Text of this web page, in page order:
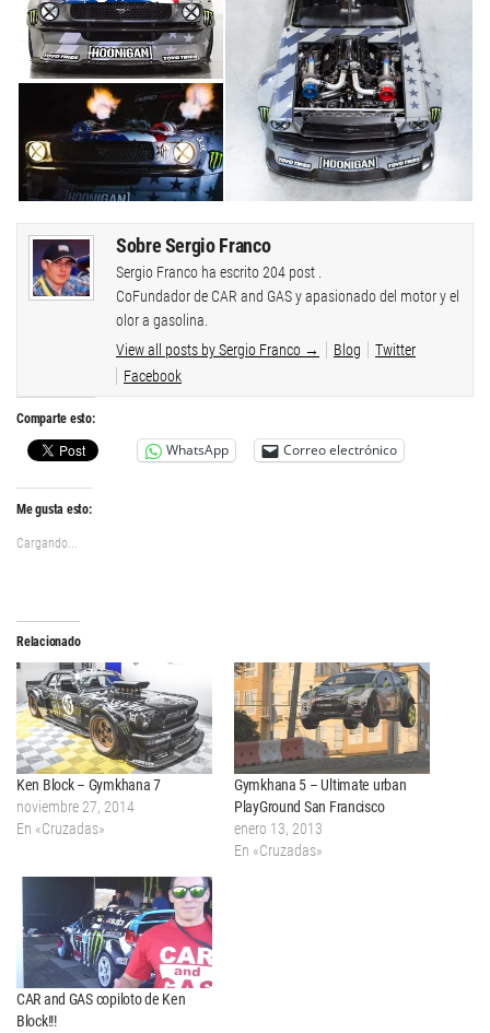
Sobre Sergio Franco
Sergio Franco ha escrito 204 post .
CoFundador de CAR and GAS y apasionado del motor y el
olor a gasolina.
View all posts by Sergio Franco → Blog
Twitter
Facebook
Comparte esto:
WhatsApp Correo electrónico
Me gusta esto:
Cargando...
Relacionado
Ken Block – Gymkhana 7
noviembre 27, 2014
En «Cruzadas»
Gymkhana 5 – Ultimate urban
PlayGround San Francisco
enero 13, 2013
En «Cruzadas»
CAR and GAS copiloto de Ken
Block!!!